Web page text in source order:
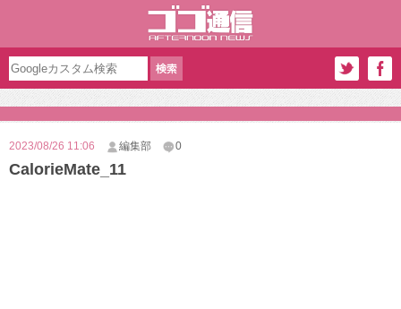
2023/08/26 11:06 編集部 0
CalorieMate_11